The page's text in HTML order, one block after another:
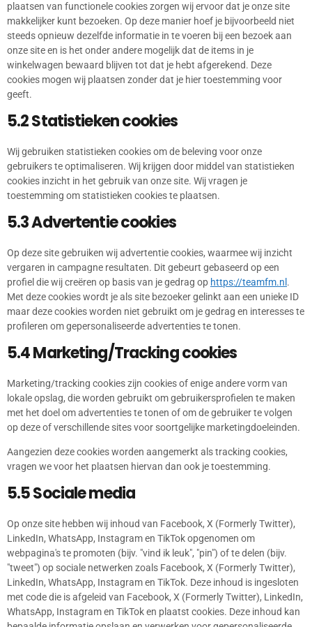
plaatsen van functionele cookies zorgen wij ervoor dat je onze site
makkelijker kunt bezoeken. Op deze manier hoef je bijvoorbeeld niet
steeds opnieuw dezelfde informatie in te voeren bij een bezoek aan
onze site en is het onder andere mogelijk dat de items in je
winkelwagen bewaard blijven tot dat je hebt afgerekend. Deze
cookies mogen wij plaatsen zonder dat je hier toestemming voor
geeft.
5.2 Statistieken cookies
Wij gebruiken statistieken cookies om de beleving voor onze
gebruikers te optimaliseren. Wij krijgen door middel van statistieken
cookies inzicht in het gebruik van onze site. Wij vragen je
toestemming om statistieken cookies te plaatsen.
5.3 Advertentie cookies
Op deze site gebruiken wij advertentie cookies, waarmee wij inzicht
vergaren in campagne resultaten. Dit gebeurt gebaseerd op een
profiel die wij creëren op basis van je gedrag op https://teamfm.nl .
Met deze cookies wordt je als site bezoeker gelinkt aan een unieke ID
maar deze cookies worden niet gebruikt om je gedrag en interesses te
profileren om gepersonaliseerde advertenties te tonen.
5.4 Marketing/Tracking cookies
Marketing/tracking cookies zijn cookies of enige andere vorm van
lokale opslag, die worden gebruikt om gebruikersprofielen te maken
met het doel om advertenties te tonen of om de gebruiker te volgen
op deze of verschillende sites voor soortgelijke marketingdoeleinden.
Aangezien deze cookies worden aangemerkt als tracking cookies,
vragen we voor het plaatsen hiervan dan ook je toestemming.
5.5 Sociale media
Op onze site hebben wij inhoud van Facebook, X (Formerly Twitter),
LinkedIn, WhatsApp, Instagram en TikTok opgenomen om
webpagina's te promoten (bijv. "vind ik leuk", "pin") of te delen (bijv.
"tweet") op sociale netwerken zoals Facebook, X (Formerly Twitter),
LinkedIn, WhatsApp, Instagram en TikTok. Deze inhoud is ingesloten
met code die is afgeleid van Facebook, X (Formerly Twitter), LinkedIn,
WhatsApp, Instagram en TikTok en plaatst cookies. Deze inhoud kan